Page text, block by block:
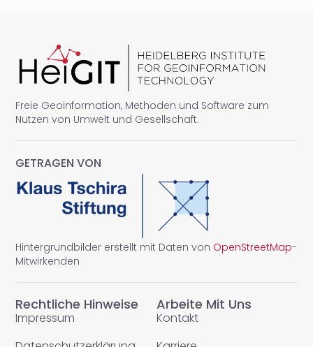
Freie Geoinformation, Methoden und Software zum
Nutzen von Umwelt und Gesellschaft.
Rechtliche Hinweise
Impressum
Arbeite Mit Uns
Kontakt
GETRAGEN VON
Hintergrundbilder erstellt mit Daten von OpenStreetMap-
Mitwirkenden